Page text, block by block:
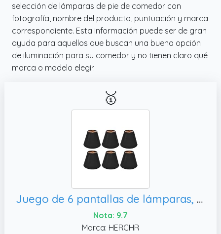
selección de lámparas de pie de comedor con
fotografía, nombre del producto, puntuación y marca
correspondiente. Esta información puede ser de gran
ayuda para aquellos que buscan una buena opción
de iluminación para su comedor y no tienen claro qué
marca o modelo elegir.
🥇
Juego de 6 pantallas de lámparas, pantallas de lámparas para lámparas de pie Cubierta de pantalla de tela de barril Clip en pantalla para dormitorio comedor
Nota: 9.7
Marca: HERCHR